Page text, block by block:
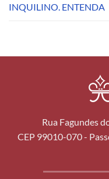
INQUILINO. ENTENDA
Rua Fagundes
CEP 99010-070 -